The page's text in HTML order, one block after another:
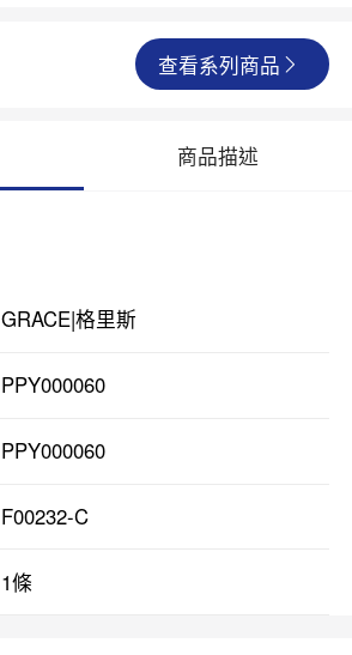
查看系列商品
商品描述
GRACE|格里斯
PPY000060
PPY000060
F00232-C
1條